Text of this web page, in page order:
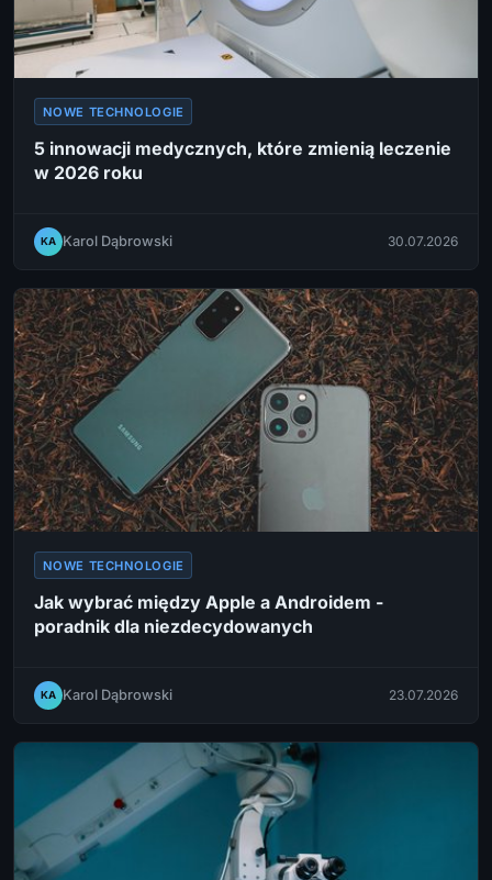
NOWE TECHNOLOGIE
5 innowacji medycznych, które zmienią leczenie
w 2026 roku
KA Karol Dąbrowski 30.07.2026
NOWE TECHNOLOGIE
Jak wybrać między Apple a Androidem -
poradnik dla niezdecydowanych
KA Karol Dąbrowski 23.07.2026